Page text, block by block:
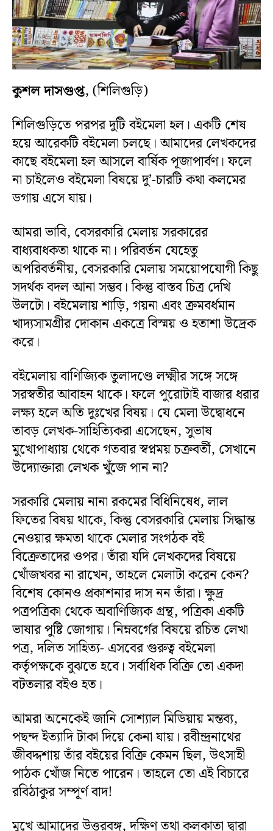
কুশল দাসগুপ্ত, (শিলিগুড়ি)
শিলিগুড়িতে পরপর দুটি বইমেলা হল। একটি শেষ
হয়ে আরেকটি বইমেলা চলছে। আমাদের লেখকদের
কাছে বইমেলা হল আসলে বার্ষিক পূজাপার্বণ। ফলে
না চাইলেও বইমেলা বিষয়ে দু’-চারটি কথা কলমের
ডগায় এসে যায়।
আমরা ভাবি, বেসরকারি মেলায় সরকারের
বাধ্যবাধকতা থাকে না। পরিবর্তন যেহেতু
অপরিবর্তনীয়, বেসরকারি মেলায় সময়োপযোগী কিছু
সদর্থক বদল আনা সম্ভব। কিন্তু বাস্তব চিত্র দেখি
উলটো। বইমেলায় শাড়ি, গয়না এবং ক্রমবর্ধমান
খাদ্যসামগ্রীর দোকান একত্রে বিস্ময় ও হতাশা উদ্রেক
করে।
বইমেলায় বাণিজ্যিক তুলাদণ্ডে লক্ষ্মীর সঙ্গে সঙ্গে
সরস্বতীর আবাহন থাকে। ফলে পুরোটাই বাজার ধরার
লক্ষ্য হলে অতি দুঃখের বিষয়। যে মেলা উদ্বোধনে
তাবড় লেখক-সাহিত্যিকরা এসেছেন, সুভাষ
মুখোপাধ্যায় থেকে গতবার স্বপ্নময় চক্রবর্তী, সেখানে
উদ্যোক্তারা লেখক খুঁজে পান না?
সরকারি মেলায় নানা রকমের বিধিনিষেধ, লাল
ফিতের বিষয় থাকে, কিন্তু বেসরকারি মেলায় সিদ্ধান্ত
নেওয়ার ক্ষমতা থাকে মেলার সংগঠক বই
বিক্রেতাদের ওপর। তাঁরা যদি লেখকদের বিষয়ে
খোঁজখবর না রাখেন, তাহলে মেলাটা করেন কেন?
বিশেষ কোনও প্রকাশনার দাস নন তাঁরা। ক্ষুদ্র
পত্রপত্রিকা থেকে অবাণিজ্যিক গ্রন্থ, পত্রিকা একটি
ভাষার পুষ্টি জোগায়। নিম্নবর্গের বিষয়ে রচিত লেখা
পত্র, দলিত সাহিত্য- এসবের গুরুত্ব বইমেলা
কর্তৃপক্ষকে বুঝতে হবে। সর্বাধিক বিক্রি তো একদা
বটতলার বইও হত।
আমরা অনেকেই জানি সোশ্যাল মিডিয়ায় মন্তব্য,
পছন্দ ইত্যাদি টাকা দিয়ে কেনা যায়। রবীন্দ্রনাথের
জীবদ্দশায় তাঁর বইয়ের বিক্রি কেমন ছিল, উৎসাহী
পাঠক খোঁজ নিতে পারেন। তাহলে তো এই বিচারে
রবিঠাকুর সম্পূর্ণ বাদ!
মুখে আমাদের উত্তরবঙ্গ, দক্ষিণ তথা কলকাতা দ্বারা